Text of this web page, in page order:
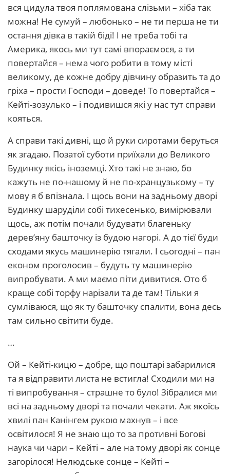
вся цидула твоя поплямована слізьми – хіба так
можна! Не сумуй – любонько – не ти перша не ти
остання дівка в такій біді! І не треба тобі та
Америка, якось ми тут самі впораємося, а ти
повертайся – нема чого робити в тому місті
великому, де кожне добру дівчину образить та до
гріха – прости Господи – доведе! То повертайся –
Кейті-зозулько – і подивишся які у нас тут справи
кояться.
А справи такі дивні, що й руки сиротами беруться
як згадаю. Позатої суботи приїхали до Великого
Будинку якісь іноземці. Хто такі не знаю, бо
кажуть не по-нашому й не по-хранцузькому – ту
мову я б впізнала. І щось вони на задньому дворі
Будинку шаруділи собі тихесенько, вимірювали
щось, аж потім почали будувати благеньку
дерев’яну башточку із будою нагорі. А до тієї буди
сходами якусь машинерію тягали. І сьогодні – пан
економ проголосив – будуть ту машинерію
випробувати. А ми маємо піти дивитися. Ото б
краще собі торфу нарізали та де там! Тільки я
сумліваюся, що як ту башточку спалити, вона десь
там сильно світити буде.
…
Ой – Кейті-кицю – добре, що поштарі забарилися
та я відправити листа не встигла! Сходили ми на
ті випробування – страшне то було! Зібралися ми
всі на задньому дворі та почали чекати. Аж якоїсь
хвилі пан Канінгем рукою махнув – і все
освітилося! Я не знаю що то за противні Богові
наука чи чари – Кейті – але на тому дворі як сонце
загорілося! Нелюдське сонце – Кейті –